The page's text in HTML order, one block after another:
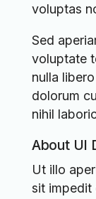
voluptas
Sed
voluptate
nulla
dolorum
nihil
About UI
Ut illo
sit impedit